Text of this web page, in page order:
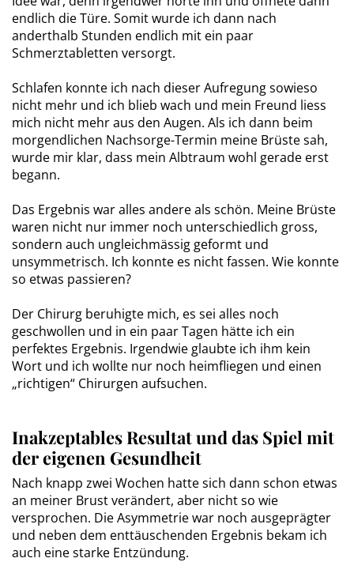
endlich die Türe. Somit wurde ich dann nach
anderthalb Stunden endlich mit ein paar
Schmerztabletten versorgt.
Schlafen konnte ich nach dieser Aufregung sowieso
nicht mehr und ich blieb wach und mein Freund liess
mich nicht mehr aus den Augen. Als ich dann beim
morgendlichen Nachsorge-Termin meine Brüste sah,
wurde mir klar, dass mein Albtraum wohl gerade erst
begann.
Das Ergebnis war alles andere als schön. Meine Brüste
waren nicht nur immer noch unterschiedlich gross,
sondern auch ungleichmässig geformt und
unsymmetrisch. Ich konnte es nicht fassen. Wie konnte
so etwas passieren?
Der Chirurg beruhigte mich, es sei alles noch
geschwollen und in ein paar Tagen hätte ich ein
perfektes Ergebnis. Irgendwie glaubte ich ihm kein
Wort und ich wollte nur noch heimfliegen und einen
„richtigen“ Chirurgen aufsuchen.
Inakzeptables Resultat und das Spiel mit
der eigenen Gesundheit
Nach knapp zwei Wochen hatte sich dann schon etwas
an meiner Brust verändert, aber nicht so wie
versprochen. Die Asymmetrie war noch ausgeprägter
und neben dem enttäuschenden Ergebnis bekam ich
auch eine starke Entzündung.